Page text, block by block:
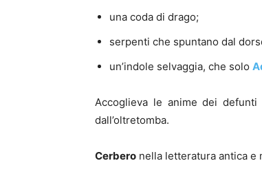
una coda di drago;
serpenti che spuntano dal
un’indole selvaggia, che solo
Accoglieva le anime dei
dall’oltretomba.
Cerbero nella letteratura antica e